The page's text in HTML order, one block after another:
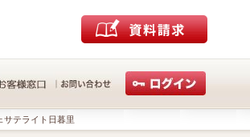
サテライト日暮里